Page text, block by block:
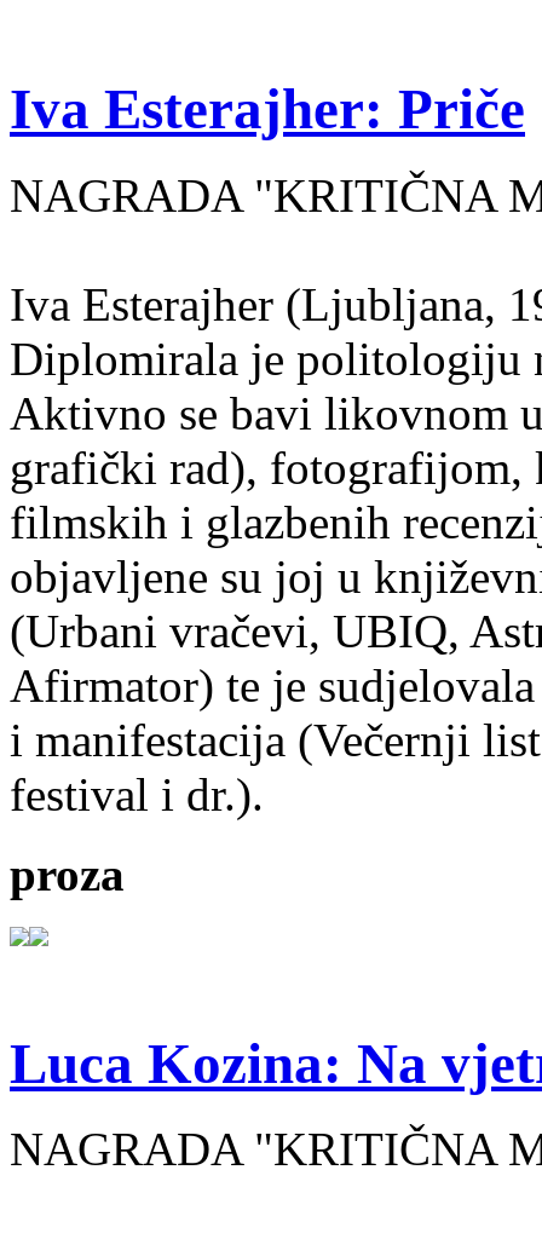
Iva Esterajher: Priče
NAGRADA "KRITIČNA
Iva Esterajher (Ljubljana,
Diplomirala je politologiju
Aktivno se bavi likovnom
grafički rad), fotografijom,
filmskih i glazbenih
objavljene su joj u
(Urbani vračevi, UBIQ,
Afirmator) te je
i manifestacija (Večernji
festival i dr.).
proza
Luca Kozina: Na
NAGRADA "KRITIČNA